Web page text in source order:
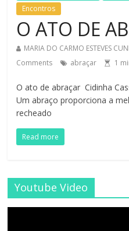
Encontros
O ATO DE
MARIA DO CARMO ESTEVES
Comments
abraçar 1
O ato de abraçar Cidinha
Um abraço proporciona a
recheado
Read more
Youtube Video